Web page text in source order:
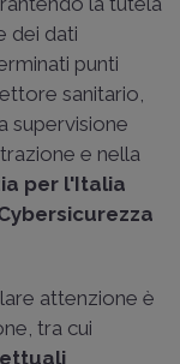
dei dati
punti
sanitario,
supervisione
e nella
per l'Italia
attenzione è
tra cui